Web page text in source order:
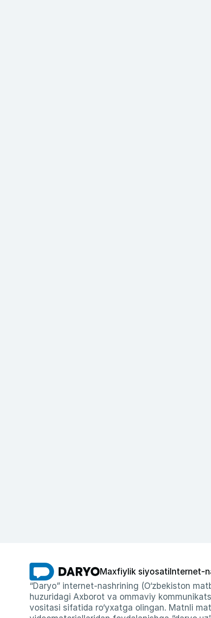
Maxfiylik siyosati Internet-
“Daryo” internet-nashrining (O‘zbekiston
huzuridagi Axborot va ommaviy
vositasi sifatida ro‘yxatga olingan. Matnli